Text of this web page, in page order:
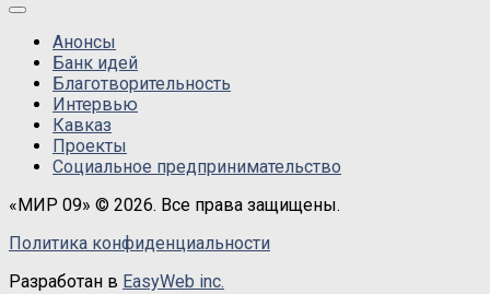
Анонсы
Банк идей
Благотворительность
Интервью
Кавказ
Проекты
Социальное предпринимательство
«МИР 09» © 2026. Все права защищены.
Политика конфиденциальности
Разработан в EasyWeb inc.